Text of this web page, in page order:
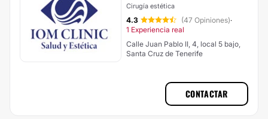
Cirugía estética
4.3 (47 Opiniones)·
1 Experiencia real
Calle Juan Pablo II, 4, local 5 bajo,
Santa Cruz de Tenerife
CONTACTAR